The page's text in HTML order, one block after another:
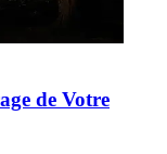
de Votre